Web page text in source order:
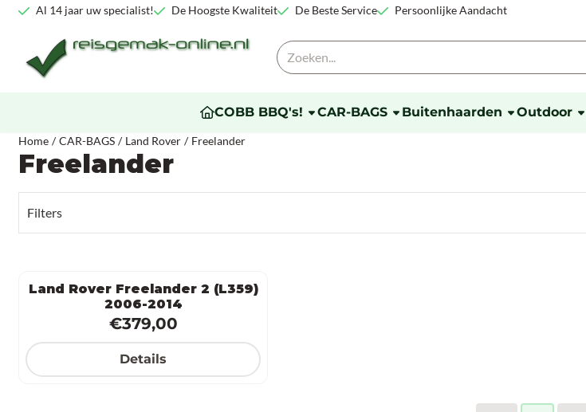
Cookievoorkeuren zijn beschikbaar. Kies instellingen of sta alle cookies toe.
Al 14 jaar uw specialist! De Hoogste Kwaliteit De Beste Service Persoonlijke Aandacht
Zoeken
COBB BBQ's! CAR-BAGS Buitenhaarden Outdoor
Home / CAR-BAGS / Land Rover / Freelander
Freelander
Filters
Land Rover Freelander 2 (L359)
2006-2014
Prijs: 379,00
€379,00
Details